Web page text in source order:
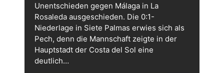
Unentschieden gegen Málaga in La
Rosaleda ausgeschieden. Die 0:1-
Niederlage in Siete Palmas erwies sich als
Pech, denn die Mannschaft zeigte in der
Hauptstadt der Costa del Sol eine
deutlich…